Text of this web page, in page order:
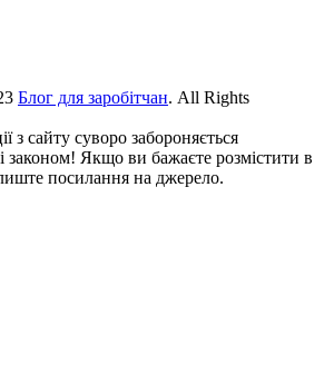
Блог для заробітчан. All Rights
з сайту суворо забороняється
законом! Якщо ви бажаєте розмістити в
посилання на джерело.